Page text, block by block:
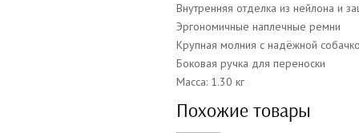
Внутренняя отделка из нейлона и
Эргономичные наплечные ремни
Крупная молния с надёжной
Боковая ручка для переноски
Масса: 1.30 кг
Похожие товары